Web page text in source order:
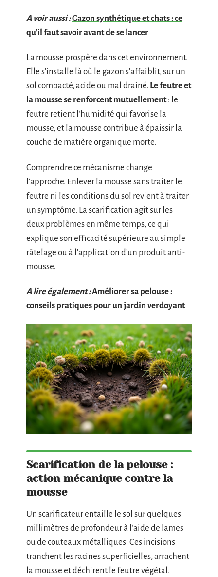
A voir aussi :Gazon synthétique et chats : ce
qu'il faut savoir avant de se lancer
La mousse prospère dans cet environnement.
Elle s’installe là où le gazon s’affaiblit, sur un
sol compacté, acide ou mal drainé. Le feutre et
la mousse se renforcent mutuellement: le
feutre retient l’humidité qui favorise la
mousse, et la mousse contribue à épaissir la
couche de matière organique morte.
Comprendre ce mécanisme change
l’approche. Enlever la mousse sans traiter le
feutre ni les conditions du sol revient à traiter
un symptôme. La scarification agit sur les
deux problèmes en même temps, ce qui
explique son efficacité supérieure au simple
râtelage ou à l’application d’un produit anti-
mousse.
A lire également :Améliorer sa pelouse :
conseils pratiques pour un jardin verdoyant
Scarification de la pelouse :
action mécanique contre la
mousse
Un scarificateur entaille le sol sur quelques
millimètres de profondeur à l’aide de lames
ou de couteaux métalliques. Ces incisions
tranchent les racines superficielles, arrachent
la mousse et déchirent le feutre végétal.